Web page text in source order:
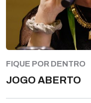
FIQUE POR DENTRO
JOGO ABERTO